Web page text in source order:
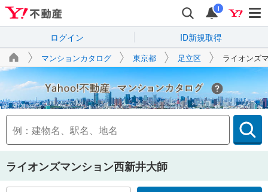
i
ログイン ID新規取得
マンションカタログ 東京都 足立区 ライオンズ
Yahoo!不動産
ライオンズマンション西新井大師